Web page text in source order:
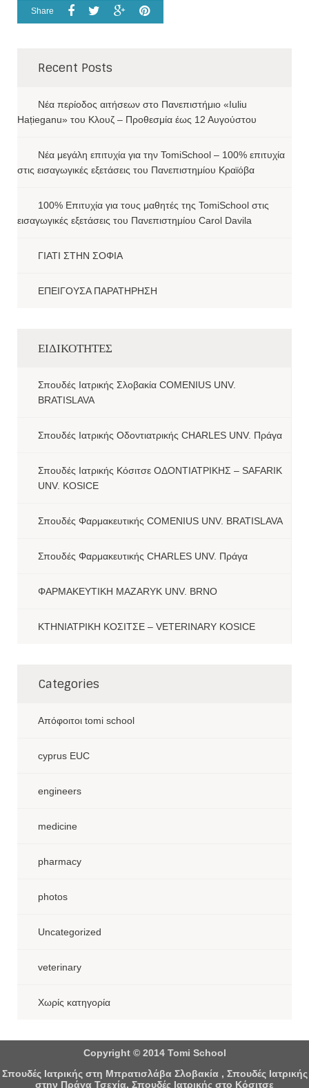
Share
Recent Posts
Νέα περίοδος αιτήσεων στο Πανεπιστήμιο «Iuliu
Hațieganu» του Κλουζ – Προθεσμία έως 12 Αυγούστου
Νέα μεγάλη επιτυχία για την TomiSchool – 100% επιτυχία
στις εισαγωγικές εξετάσεις του Πανεπιστημίου Κραϊόβα
100% Επιτυχία για τους μαθητές της TomiSchool στις
εισαγωγικές εξετάσεις του Πανεπιστημίου Carol Davila
ΓΙΑΤΙ ΣΤΗΝ ΣΟΦΙΑ
ΕΠΕΙΓΟΥΣΑ ΠΑΡΑΤΗΡΗΣΗ
ΕΙΔΙΚΟΤΗΤΕΣ
Σπουδές Ιατρικής Σλοβακία COMENIUS UNV.
BRATISLAVA
Σπουδές Ιατρικής Οδοντιατρικής CHARLES UNV. Πράγα
Σπουδές Ιατρικής Κόσιτσε ΟΔΟΝΤΙΑΤΡΙΚΗΣ – SAFARIK
UNV. KOSICE
Σπουδές Φαρμακευτικής COMENIUS UNV. BRATISLAVA
Σπουδές Φαρμακευτικής CHARLES UNV. Πράγα
ΦΑΡΜΑΚΕΥΤΙΚΗ MAZARYK UNV. BRNO
ΚΤΗΝΙΑΤΡΙΚΗ ΚΟΣΙΤΣΕ – VETERINARY KOSICE
Categories
Aπόφοιτοι tomi school
cyprus EUC
engineers
medicine
pharmacy
photos
Uncategorized
veterinary
Χωρίς κατηγορία
Copyright © 2014 Tomi School
Σπουδές Ιατρικής στη Μπρατισλάβα Σλοβακία , Σπουδές Ιατρικής
στην Πράγα Τσεχία, Σπουδές Ιατρικής στο Κόσιτσε